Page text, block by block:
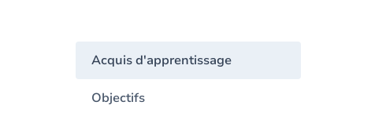
Acquis d'apprentissage
Objectifs